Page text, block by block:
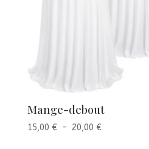
Mange-debout
15,00 € – 20,00 €Plage